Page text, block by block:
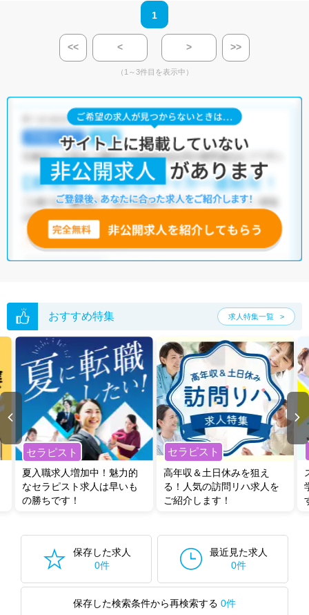
1
<< < > >>
（1～3件目を表示中）
おすすめ特集 求人特集一覧
セラピスト
夏入職求人増加中！魅力的
なセラピスト求人は早いも
の勝ちです！
セラピスト
高年収＆土日休みを狙え
る！人気の訪問リハ求人を
ご紹介します！
保存した求人
0件
最近見た求人
0件
保存した検索条件から再検索する 0件